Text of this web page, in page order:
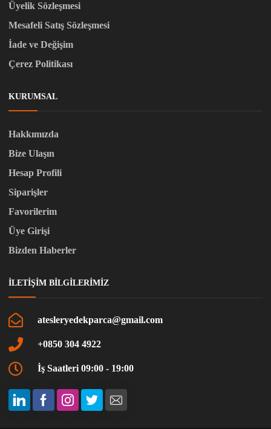
Üyelik Sözleşmesi
Mesafeli Satış Sözleşmesi
İade ve Değişim
Çerez Politikası
KURUMSAL
Hakkımızda
Bize Ulaşın
Hesap Profili
Siparişler
Favorilerim
Üye Girişi
Bizden Haberler
İLETIŞIM BILGILERIMIZ
atesleryedekparca@gmail.com
+0850 304 4922
İş Saatleri 09:00 - 19:00